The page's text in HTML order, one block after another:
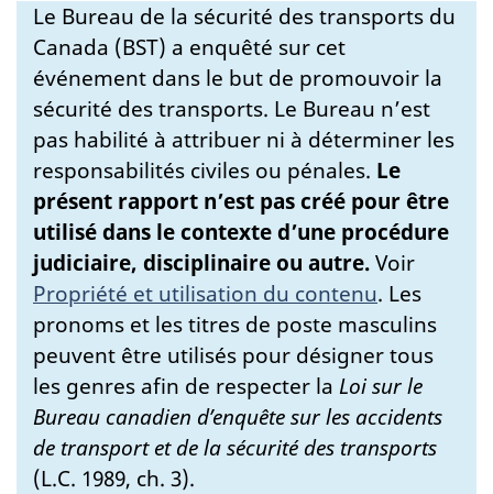
Le Bureau de la sécurité des transports du
Canada (BST) a enquêté sur cet
événement dans le but de promouvoir la
sécurité des transports. Le Bureau n’est
pas habilité à attribuer ni à déterminer les
responsabilités civiles ou pénales. Le
présent rapport n’est pas créé pour être
utilisé dans le contexte d’une procédure
judiciaire, disciplinaire ou autre.Voir
Propriété et utilisation du contenu. Les
pronoms et les titres de poste masculins
peuvent être utilisés pour désigner tous
les genres afin de respecter la Loi sur le
Bureau canadien d’enquête sur les accidents
de transport et de la sécurité des transports
(L.C. 1989, ch. 3).